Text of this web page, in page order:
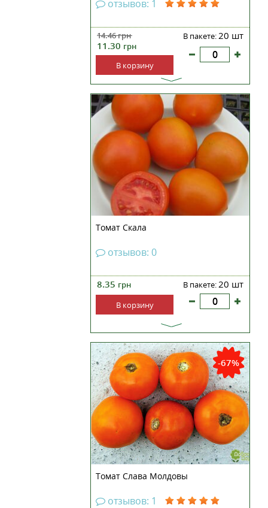
отзывов: 1
14.46грн
11.30 грн
В пакете:20 шт
В корзину
Томат Скала – сорт очень
позднего срока созревания.
Выращивать можно как в
теплице, так и в открытом грунте.
Куст раскидистый, вырастает в
высоту до 50 сантиметров.
Желательно подвязывать.
Томаты округлой формы,
выровненные,...
Томат Скала
отзывов: 0
8.35 грн В пакете:20 шт
В корзину
-67%
Томат Слава Молдавии –
детерминантный сорт
ультрараннего срока
созревания. Плоды красивые,
шаровидные, достигают в массе
до 80 грамм, в стадии зрелости
окрашены в интенсивный
оранжевый цвет. Мякоть
оранжевая с розовым оттенк...
Томат Слава Молдовы
отзывов: 1